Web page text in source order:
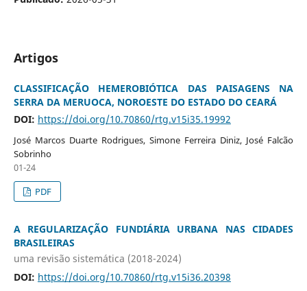
Artigos
CLASSIFICAÇÃO HEMEROBIÓTICA DAS PAISAGENS NA
SERRA DA MERUOCA, NOROESTE DO ESTADO DO CEARÁ
DOI: https://doi.org/10.70860/rtg.v15i35.19992
José Marcos Duarte Rodrigues, Simone Ferreira Diniz, José Falcão
Sobrinho
01-24
PDF
A REGULARIZAÇÃO FUNDIÁRIA URBANA NAS CIDADES
BRASILEIRAS
uma revisão sistemática (2018-2024)
DOI: https://doi.org/10.70860/rtg.v15i36.20398